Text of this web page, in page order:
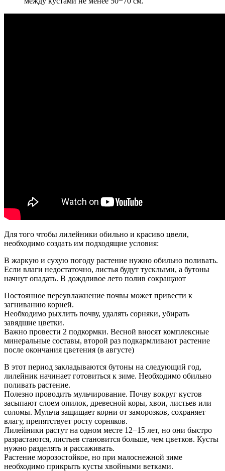
Для того чтобы лилейники обильно и красиво цвели,
необходимо создать им подходящие условия:
В жаркую и сухую погоду растение нужно обильно поливать.
Если влаги недостаточно, листья будут тусклыми, а бутоны
начнут опадать. В дождливое лето полив сокращают
Постоянное переувлажнение почвы может привести к
загниванию корней.
Необходимо рыхлить почву, удалять сорняки, убирать
завядшие цветки.
Важно провести 2 подкормки. Весной вносят комплексные
минеральные составы, второй раз подкармливают растение
после окончания цветения (в августе)
В этот период закладываются бутоны на следующий год,
лилейник начинает готовиться к зиме. Необходимо обильно
поливать растение.
Полезно проводить мульчирование. Почву вокруг кустов
засыпают слоем опилок, древесной коры, хвои, листьев или
соломы. Мульча защищает корни от заморозков, сохраняет
влагу, препятствует росту сорняков.
Лилейники растут на одном месте 12−15 лет, но они быстро
разрастаются, листьев становится больше, чем цветков. Кусты
нужно разделять и рассаживать.
Растение морозостойкое, но при малоснежной зиме
необходимо прикрыть кусты хвойными ветками.